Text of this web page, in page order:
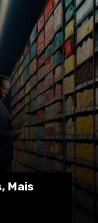
Mais